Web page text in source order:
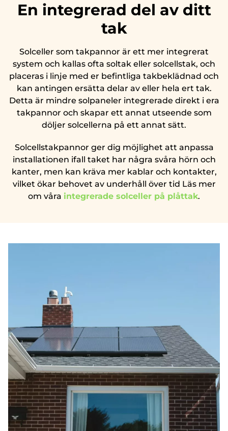
En integrerad del av ditt
tak
Solceller som takpannor är ett mer integrerat
system och kallas ofta soltak eller solcellstak, och
placeras i linje med er befintliga takbeklädnad och
kan antingen ersätta delar av eller hela ert tak.
Detta är mindre solpaneler integrerade direkt i era
takpannor och skapar ett annat utseende som
döljer solcellerna på ett annat sätt.
Solcellstakpannor ger dig möjlighet att anpassa
installationen ifall taket har några svåra hörn och
kanter, men kan kräva mer kablar och kontakter,
vilket ökar behovet av underhåll över tid Läs mer
om våra integrerade solceller på plåttak.